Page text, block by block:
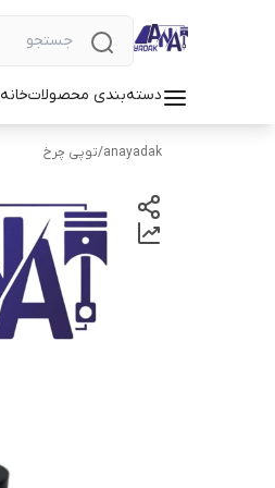
دسته‌بندی محصولاتخانه
anayadak
/توپی چرخ